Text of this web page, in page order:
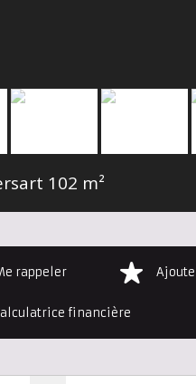
102 m²
rappeler
financière